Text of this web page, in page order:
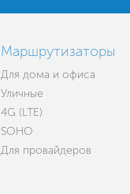
Маршрутизаторы
Для дома и офиса
Уличные
4G (LTE)
SOHO
Для провайдеров